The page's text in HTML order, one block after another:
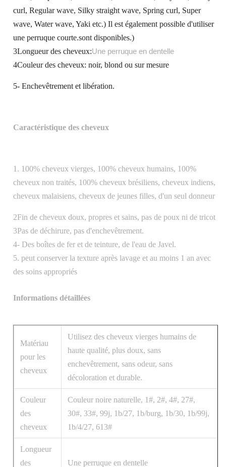
curl, Regular wave, Silky straight wave, Spring curl, Super
wave, Water wave, Yaki etc.) Il est également possible d'utiliser
une perruque courte.sont disponibles.)
3Longueur des cheveux:Une perruque en dentelle
4Couleur des cheveux: noir, blond ou sur mesure
5- Enchevêtrement et libération.
Caractéristique des cheveux
1. 100% cheveux vierges, 100% cheveux humains, 100%
cheveux non traités, 100% cheveux brésiliens, cheveux indiens,
cheveux malaisiens, cheveux de jeunes filles, d'un seul donneur
2Fin de cheveux doux, propres et sains, pas de poux ni de tricot
3Pas de déchirure, pas d'enchevêtrement.
4- Des boîtes de fer et de teinture, de l'eau de Javel.
5. peut conserver la texture après lavage et au moins 1 an avec
des soins appropriés
Informations détaillées
Matériau
pour les
cheveux
Utilisez des cheveux vierges humains de
haute qualité, plus doux, sans
enchevêtrement, sans odeur, sans
décoloration et durable.
Couleur
des
cheveux
Couleur noire naturelle, 1#, 2#, 4#, 27#,
30#, 33#, 99j, 1b/27, 1b/burg, 1b/30, 1b/99j,
1b/4/27, 613#
Longueur
des
Une perruque en dentelle